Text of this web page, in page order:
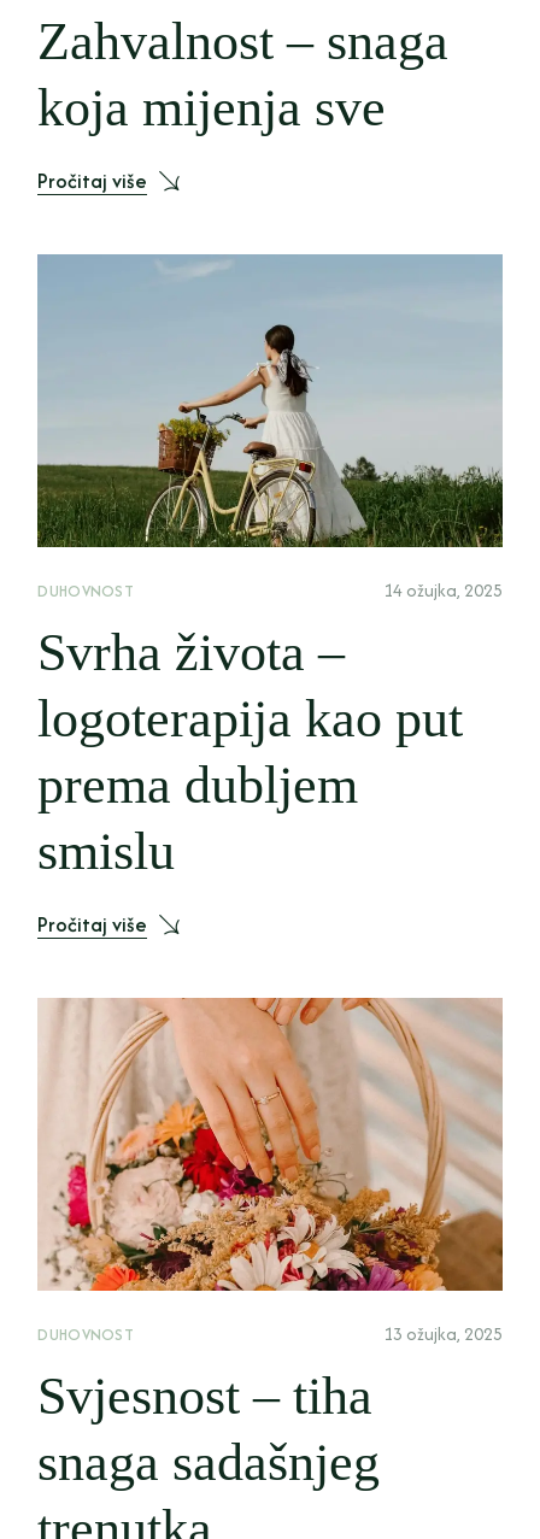
Zahvalnost – snaga
koja mijenja sve
Pročitaj više
DUHOVNOST 14 ožujka, 2025
Svrha života –
logoterapija kao put
prema dubljem
smislu
Pročitaj više
DUHOVNOST 13 ožujka, 2025
Svjesnost – tiha
snaga sadašnjeg